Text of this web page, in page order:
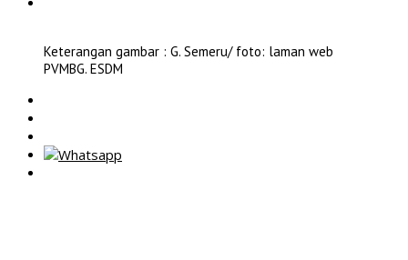
Keterangan gambar : G. Semeru/ foto: laman web
PVMBG. ESDM